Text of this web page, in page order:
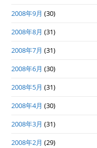
2008年9月 (30)
2008年8月 (31)
2008年7月 (31)
2008年6月 (30)
2008年5月 (31)
2008年4月 (30)
2008年3月 (31)
2008年2月 (29)